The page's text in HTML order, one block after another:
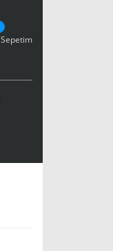
Sepetim